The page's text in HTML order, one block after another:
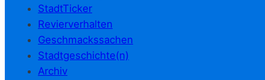
StadtTicker
Revierverhalten
Geschmackssachen
Stadtgeschichte(n)
Archiv